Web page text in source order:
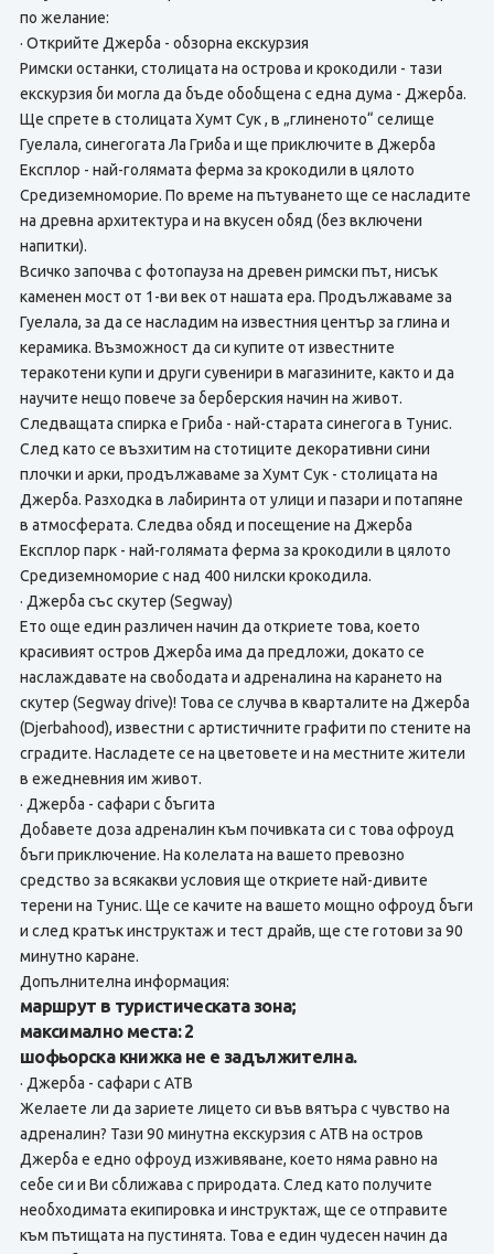
по желание:
· Открийте Джерба - обзорна екскурзия
Римски останки, столицата на острова и крокодили - тази
екскурзия би могла да бъде обобщена с една дума - Джерба.
Ще спрете в столицата Хумт Сук , в „глиненото“ селище
Гуелала, синегогата Ла Гриба и ще приключите в Джерба
Експлор - най-голямата ферма за крокодили в цялото
Средиземноморие. По време на пътуването ще се насладите
на древна архитектура и на вкусен обяд (без включени
напитки).
Всичко започва с фотопауза на древен римски път, нисък
каменен мост от 1-ви век от нашата ера. Продължаваме за
Гуелала, за да се насладим на известния център за глина и
керамика. Възможност да си купите от известните
теракотени купи и други сувенири в магазините, както и да
научите нещо повече за берберския начин на живот.
Следващата спирка е Гриба - най-старата синегога в Тунис.
След като се възхитим на стотиците декоративни сини
плочки и арки, продължаваме за Хумт Сук - столицата на
Джерба. Разходка в лабиринта от улици и пазари и потапяне
в атмосферата. Следва обяд и посещение на Джерба
Експлор парк - най-голямата ферма за крокодили в цялото
Средиземноморие с над 400 нилски крокодила.
· Джерба със скутер (Segway)
Ето още един различен начин да откриете това, което
красивият остров Джерба има да предложи, докато се
наслаждавате на свободата и адреналина на карането на
скутер (Segway drive)! Това се случва в кварталите на Джерба
(Djerbahood), известни с артистичните графити по стените на
сградите. Насладете се на цветовете и на местните жители
в ежедневния им живот.
· Джерба - сафари с бъгита
Добавете доза адреналин към почивката си с това офроуд
бъги приключение. На колелата на вашето превозно
средство за всякакви условия ще откриете най-дивите
терени на Тунис. Ще се качите на вашето мощно офроуд бъги
и след кратък инструктаж и тест драйв, ще сте готови за 90
минутно каране.
Допълнителна информация:
маршрут в туристическата зона;
максимално места: 2
шофьорска книжка не е задължителна.
· Джерба - сафари с АТВ
Желаете ли да зариете лицето си във вятъра с чувство на
адреналин? Тази 90 минутна екскурзия с АТВ на остров
Джерба е едно офроуд изживяване, което няма равно на
себе си и Ви сближава с природата. След като получите
необходимата екипировка и инструктаж, ще се отправите
към пътищата на пустинята. Това е един чудесен начин да